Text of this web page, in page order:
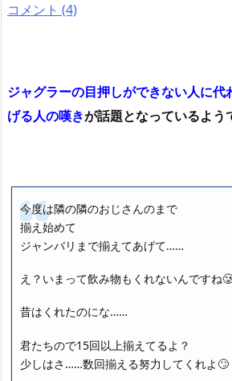
コメント (4)
ジャグラーの目押しができない人に代
げる人の嘆きが話題となっているよう
今度は隣の隣のおじさんのまで
揃え始めて
ジャンバリまで揃えてあげて……
え？いまって飲み物もくれないんですね
昔はくれたのにな……
君たちので15回以上揃えてるよ？
少しはさ……数回揃える努力してくれよ🙄